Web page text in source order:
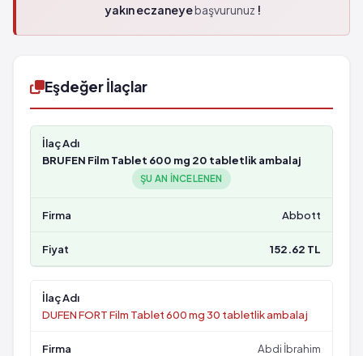
yakın eczaneyebaşvurunuz !
Eşdeğer İlaçlar
BRUFEN Film Tablet 600 mg 20 tabletlik ambalaj
ŞU AN INCELENEN
Abbott
152.62 TL
DUFEN FORT Film Tablet 600 mg 30 tabletlik ambalaj
Abdi İbrahim